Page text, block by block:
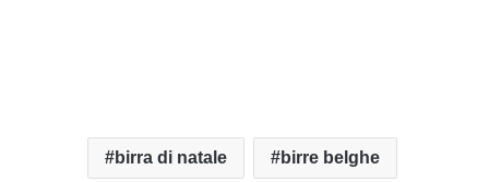
birra di natale birre belghe